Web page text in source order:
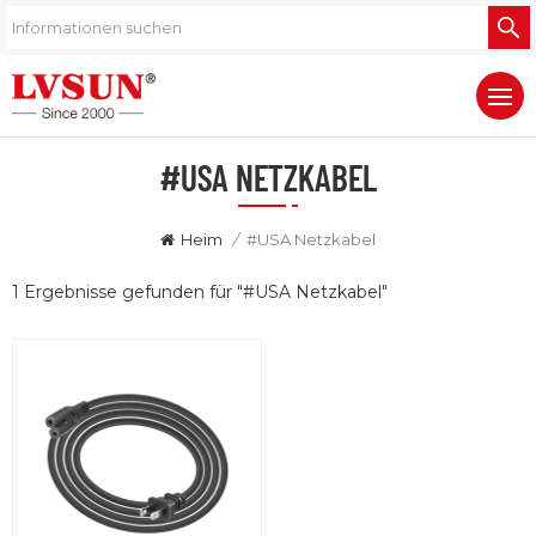
#USA NETZKABEL
Heim / #USA Netzkabel
1 Ergebnisse gefunden für "#USA Netzkabel"